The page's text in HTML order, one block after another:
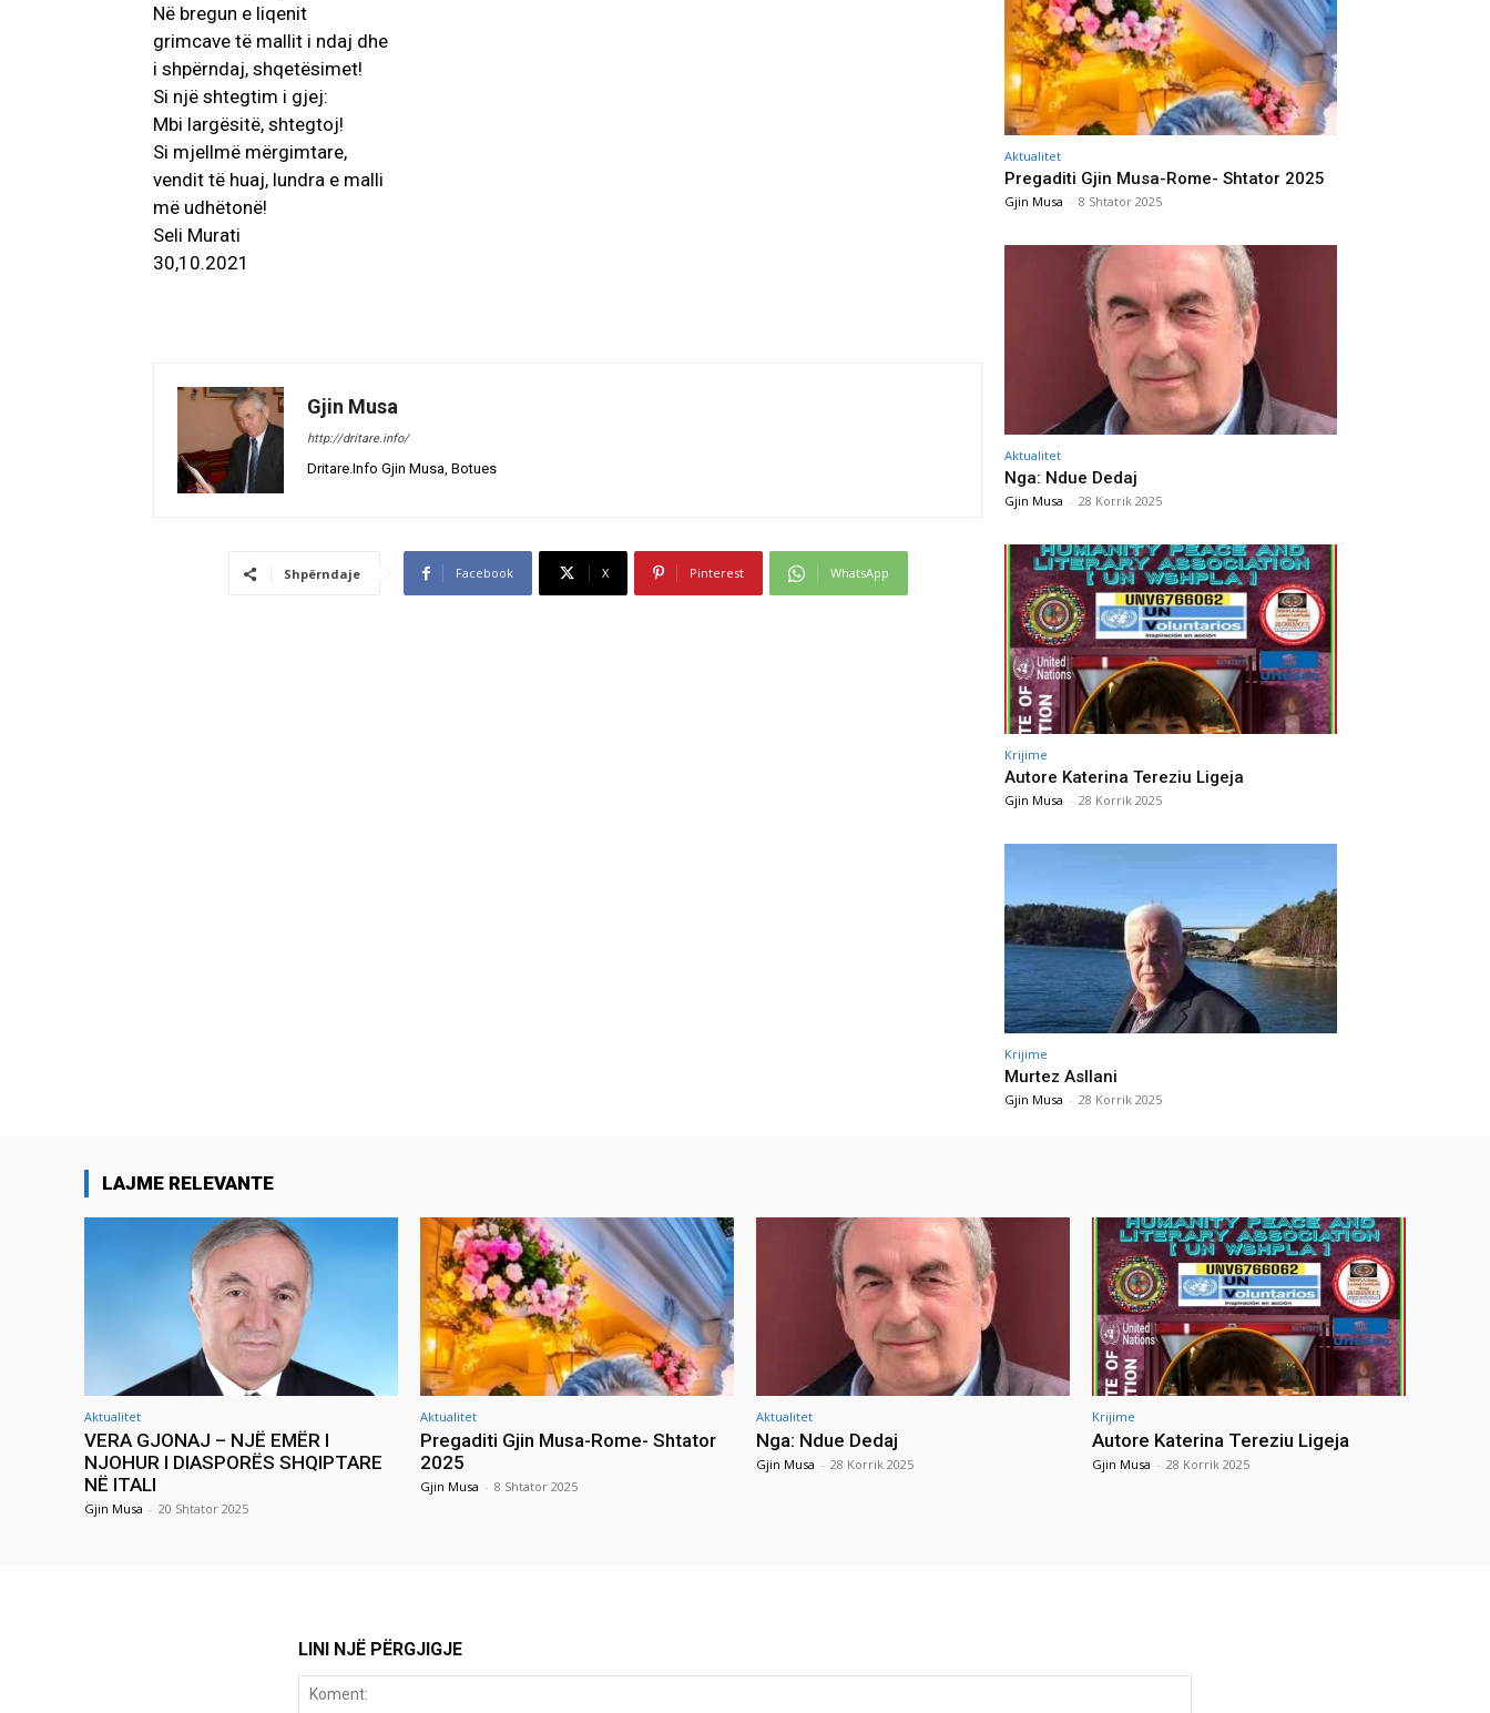
Në bregun e liqenit
grimcave të mallit i ndaj dhe
i shpërndaj, shqetësimet!
Si një shtegtim i gjej:
Mbi largësitë, shtegtoj!
Si mjellmë mërgimtare,
vendit të huaj, lundra e malli
më udhëtonë!
Seli Murati
30,10.2021
Gjin Musa
http://dritare.info/
Dritare.Info Gjin Musa, Botues
Shpërndaje Facebook X Pinterest WhatsApp
Aktualitet
Pregaditi Gjin Musa-Rome- Shtator 2025
Gjin Musa - 8 Shtator 2025
Aktualitet
Nga: Ndue Dedaj
Gjin Musa - 28 Korrik 2025
Krijime
Autore Katerina Tereziu Ligeja
Gjin Musa - 28 Korrik 2025
Krijime
Murtez Asllani
Gjin Musa - 28 Korrik 2025
LAJME RELEVANTE
Aktualitet
VERA GJONAJ – NJË EMËR I
NJOHUR I DIASPORËS SHQIPTARE
NË ITALI
Gjin Musa - 20 Shtator 2025
Aktualitet
Pregaditi Gjin Musa-Rome- Shtator
2025
Gjin Musa - 8 Shtator 2025
Aktualitet
Nga: Ndue Dedaj
Gjin Musa - 28 Korrik 2025
Krijime
Autore Katerina Tereziu Ligeja
Gjin Musa - 28 Korrik 2025
LINI NJË PËRGJIGJE